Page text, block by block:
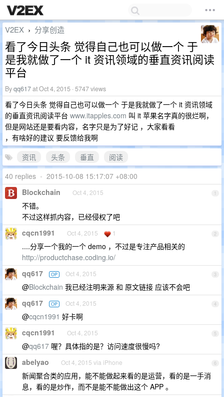
V2EX › 分享创造
看了今日头条 觉得自己也可以做一个 于
是我就做了一个 it 资讯领域的垂直资讯阅读
平台
Byqq617at Oct 4, 2015 · 5747 views
看了今日头条 觉得自己也可以做一个 于是我就做了一个 it 资讯领域
的垂直资讯阅读平台 www.itapples.com 叫 it 苹果名字真的很烂啊，
但是网站还是要看内容，名字只是为了好记 ，大家看看
，有啥好的建议 要反馈给我啊
资讯
头条 垂直
阅读
40 replies • 2015-10-08 15:17:07 +08:00
1
Blockchain Oct 4, 2015
不错。
不过这样抓内容，已经侵权了吧
2
cqcn1991 Oct 4, 2015 1
....分享一个我的一个 demo ，不过是专注产品相关的
http://productchase.coding.io/
3
qq617 OP Oct 4, 2015
@Blockchain 我已经注明来源 和 原文链接 应该不会吧
4
qq617 OP Oct 4, 2015
@cqcn1991 好卡啊
5
cqcn1991 Oct 4, 2015
@qq617 喔？具体指的是？访问速度很慢吗?
6
abelyao Oct 4, 2015 via iPhone
新闻聚合类的应用，能不能做起来看的是运营，看的是一手消
息，看的是炒作，而不是能不能做出这个 APP 。